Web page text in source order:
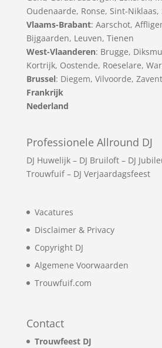
Oudenaarde, Ronse, Sint-Niklaas,
Vlaams-Brabant: Aarschot,
Bijgaarden, Leuven, Tienen
West-Vlaanderen: Brugge,
Kortrijk, Oostende, Roeselare,
Brussel: Diegem, Vilvoorde,
Frankrijk
Nederland
Professionele Allround DJ
DJ Huwelijk– DJ Bruiloft– DJ
Trouwfuif– DJ Verjaardagsfeest
Vacatures
Disclaimer & Privacy
Copyright DJ
Algemene Voorwaarden
Trouwfuif.com
Contact
Trouwfeest DJ